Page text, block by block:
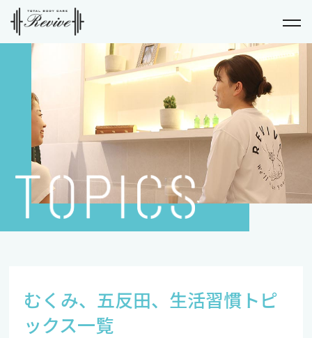
むくみ、五反田、生活習慣トピ
ックス一覧